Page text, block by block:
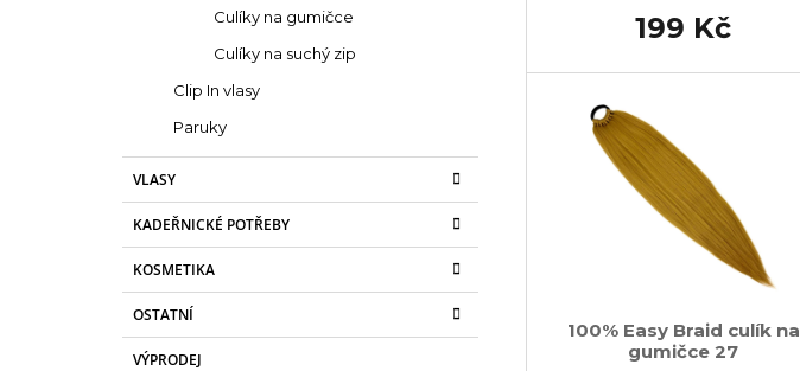
Culíky na gumičce
Culíky na suchý zip
Clip In vlasy
Paruky
VLASY
KADEŘNICKÉ POTŘEBY
KOSMETIKA
OSTATNÍ
VÝPRODEJ
199 Kč
100% Easy Braid culík na
gumičce 27